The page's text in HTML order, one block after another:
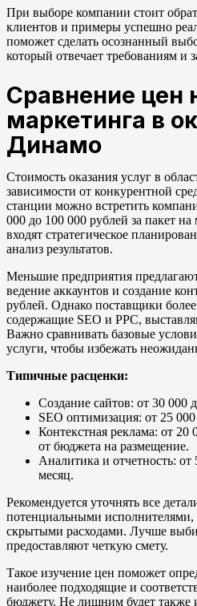
При выборе компании стоит
клиентов и примеры успешно
поможет сделать осознанный
который отвечает требованиям и
Сравнение цен
маркетинга в
Динамо
Стоимость оказания услуг в
зависимости от конкурентной
станции можно встретить
000 до 100 000 рублей за пакет
входят стратегическое
анализ результатов.
Меньшие предприятия
ведение аккаунтов и создание
рублей. Однако поставщики
содержащие SEO и PPC,
Важно сравнивать базовые
услуги, чтобы избежать
Типичные расценки:
Создание сайтов: от 30 000
SEO оптимизация: от 25
Контекстная реклама: от 20
от бюджета на размещение.
Аналитика и отчетность:
месяц.
Рекомендуется уточнять все
потенциальными исполнителями,
скрытыми расходами. Лучше
предоставляют четкую смету.
Такое изучение цен поможет
наиболее подходящие и
бюджету. Не лишним будет также